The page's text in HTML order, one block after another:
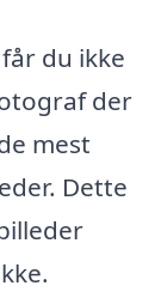
du ikke
der
mest
Dette